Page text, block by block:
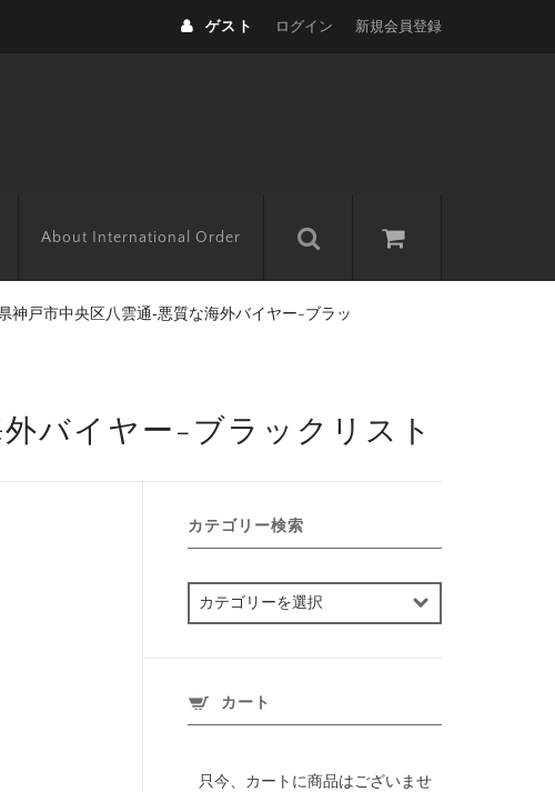
ゲスト ログイン 新規会員登録
About International Order
神戸市中央区八雲通‐悪質な海外バイヤー-ブラッ
バイヤー-ブラックリスト
カテゴリー検索
検
カート
只今、カートに商品はございませ